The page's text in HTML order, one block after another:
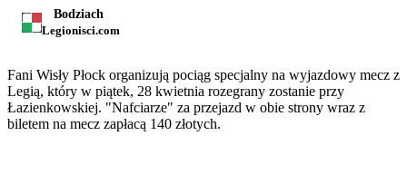
Bodziach
Legionisci.com
Fani Wisły Płock organizują pociąg specjalny na wyjazdowy mecz z
Legią, który w piątek, 28 kwietnia rozegrany zostanie przy
Łazienkowskiej. "Nafciarze" za przejazd w obie strony wraz z
biletem na mecz zapłacą 140 złotych.